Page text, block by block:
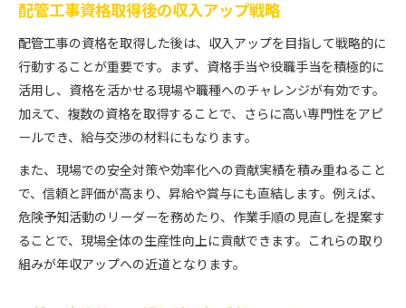
配管工事資格取得後の収入アップ戦略
配管工事の資格を取得した後は、収入アップを目指して戦略的に
行動することが重要です。まず、資格手当や役職手当を積極的に
活用し、資格を活かせる現場や職種へのチャレンジが有効です。
加えて、複数の資格を取得することで、さらに高い専門性をアピ
ールでき、給与交渉の材料にもなります。
また、現場での安全対策や効率化への貢献実績を積み重ねること
で、信頼と評価が高まり、昇給や賞与にも直結します。例えば、
危険予知活動のリーダーを務めたり、作業手順の見直しを提案す
ることで、現場全体の生産性向上に貢献できます。これらの取り
組みが年収アップへの近道となります。